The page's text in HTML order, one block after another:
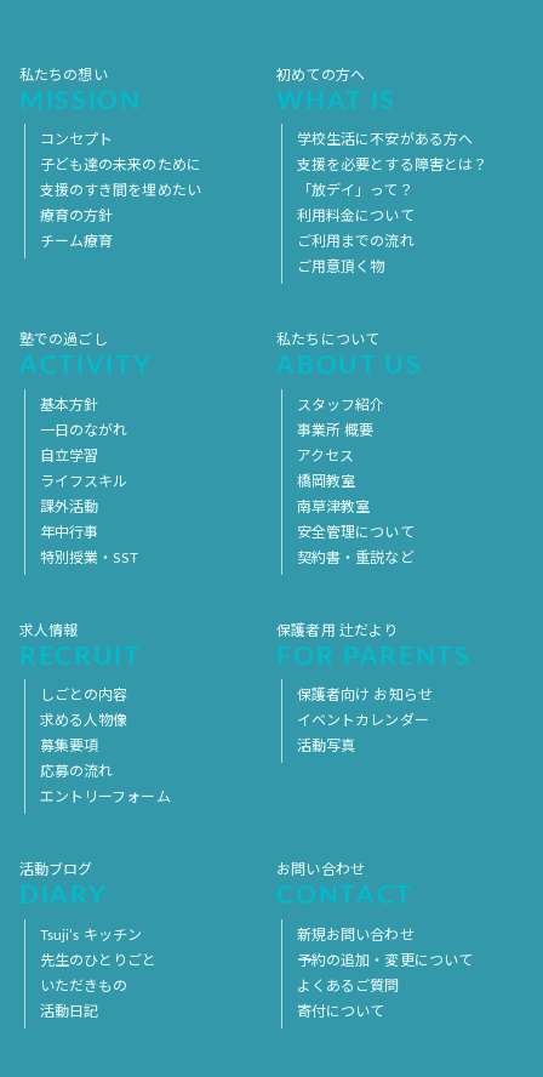
私たちの想い
MISSION
コンセプト
子ども達の未来のために
支援のすき間を埋めたい
療育の方針
チーム療育
初めての方へ
WHAT IS
学校生活に不安がある方へ
支援を必要とする障害とは？
「放デイ」って？
利用料金について
ご利用までの流れ
ご用意頂く物
塾での過ごし
ACTIVITY
基本方針
一日のながれ
自立学習
ライフスキル
課外活動
年中行事
特別授業・SST
私たちについて
ABOUT US
スタッフ紹介
事業所 概要
アクセス
橋岡教室
南草津教室
安全管理について
契約書・重説など
求人情報
RECRUIT
しごとの内容
求める人物像
募集要項
応募の流れ
エントリーフォーム
保護者用 辻だより
FOR PARENTS
保護者向け お知らせ
イベントカレンダー
活動写真
活動ブログ
DIARY
Tsuji’s キッチン
先生のひとりごと
いただきもの
活動日記
お問い合わせ
CONTACT
新規お問い合わせ
予約の追加・変更について
よくあるご質問
寄付について